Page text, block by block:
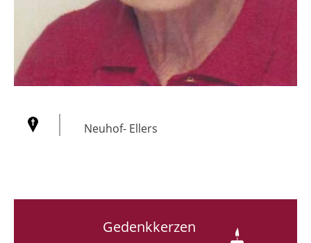
Neuhof- Ellers
Gedenkkerzen